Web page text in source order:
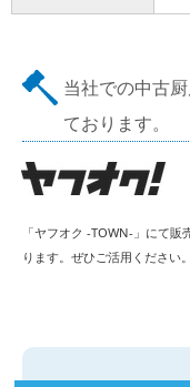
当社での中古
ております。
「ヤフオク -TOWN-」にて
ります。ぜひご活用ください。